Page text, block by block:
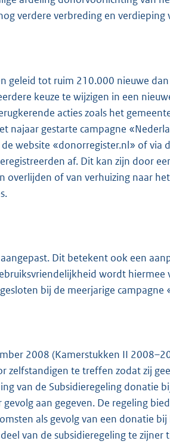
verdere verbreding en verdieping
geleid tot ruim 210.000 nieuwe
keuze te wijzigen in een
acties zoals het
najaar gestarte campagne
website «donorregister.nl» of via
af. Dit kan zijn door
overlijden of van verhuizing naar
Dit betekent ook een
wordt hiermee
bij de meerjarige campagne
2008 (Kamerstukken II
zelfstandigen te treffen zodat zij
van de Subsidieregeling donatie
gevolg aan gegeven. De regeling
als gevolg van een donatie
van de subsidieregeling te